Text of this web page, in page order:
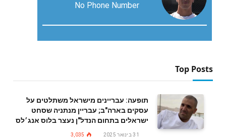
No Phone Number
Top Posts
תופעה: עבריינים מישראל משתלטים על
עסקים בארה"ב; עבריין מנתניה שסחט
ישראלים בתחום הנדל"ן נעצר בלוס אנג׳לס
31 בינואר 2025 3,035